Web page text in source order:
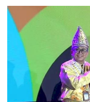
Aplikasi
Pengumuman
Layanan Publik
Whistleblowing System
Tentang Kami